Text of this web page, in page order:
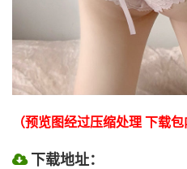
（预览图经过压缩处理 下载包
下载地址：